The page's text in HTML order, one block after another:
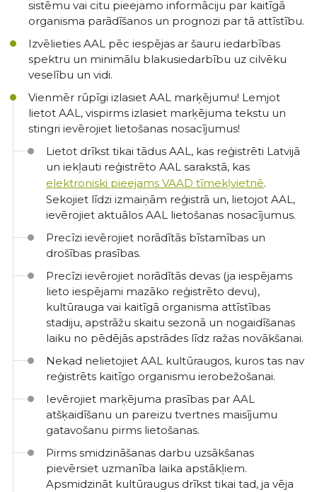
sistēmu vai citu pieejamo informāciju par kaitīgā
organisma parādīšanos un prognozi par tā attīstību.
Izvēlieties AAL pēc iespējas ar šauru iedarbības
spektru un minimālu blakusiedarbību uz cilvēku
veselību un vidi.
Vienmēr rūpīgi izlasiet AAL marķējumu! Lemjot
lietot AAL, vispirms izlasiet marķējuma tekstu un
stingri ievērojiet lietošanas nosacījumus!
Lietot drīkst tikai tādus AAL, kas reģistrēti Latvijā
un iekļauti reģistrēto AAL sarakstā, kas
elektroniski pieejams VAAD tīmekļvietnē.
Sekojiet līdzi izmaiņām reģistrā un, lietojot AAL,
ievērojiet aktuālos AAL lietošanas nosacījumus.
Precīzi ievērojiet norādītās bīstamības un
drošības prasības.
Precīzi ievērojiet norādītās devas (ja iespējams
lieto iespējami mazāko reģistrēto devu),
kultūrauga vai kaitīgā organisma attīstības
stadiju, apstrāžu skaitu sezonā un nogaidīšanas
laiku no pēdējās apstrādes līdz ražas novākšanai.
Nekad nelietojiet AAL kultūraugos, kuros tas nav
reģistrēts kaitīgo organismu ierobežošanai.
Ievērojiet marķējuma prasības par AAL
atšķaidīšanu un pareizu tvertnes maisījumu
gatavošanu pirms lietošanas.
Pirms smidzināšanas darbu uzsākšanas
pievērsiet uzmanība laika apstākļiem.
Apsmidzināt kultūraugus drīkst tikai tad, ja vēja